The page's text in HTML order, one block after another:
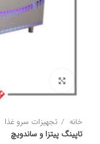
خانه تجهیزات سرو غذا
تاپینگ پیتزا و ساندویچ